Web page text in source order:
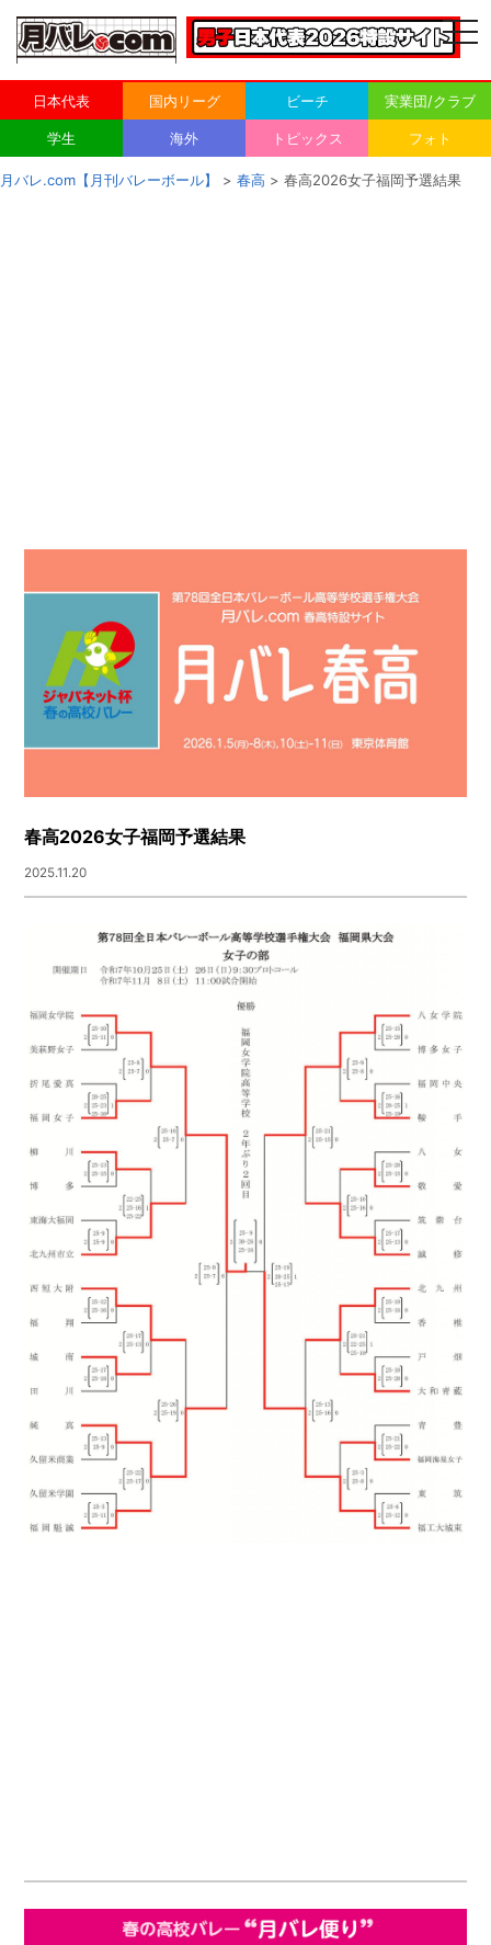
日本代表 国内リーグ ビーチ 実業団/クラブ
学生 海外 トピックス フォト
月バレ.com【月刊バレーボール】 > 春高 > 春高2026女子福岡予選結果
春高2026女子福岡予選結果
2025.11.20